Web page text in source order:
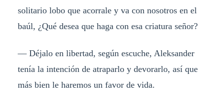
solitario lobo que acorrale y va con nosotros en el
baúl, ¿Qué desea que haga con esa criatura señor?
— Déjalo en libertad, según escuche, Aleksander
tenía la intención de atraparlo y devorarlo, así que
más bien le haremos un favor de vida.